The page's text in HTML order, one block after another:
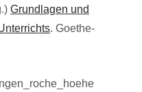
Grundlagen und
. Goethe-